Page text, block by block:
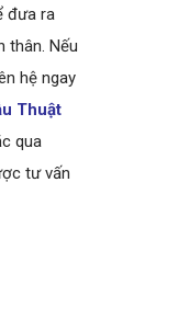
đưa ra
thân. Nếu
hệ ngay
Thuật
qua
tư vấn